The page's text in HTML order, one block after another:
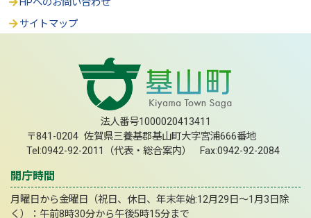
HPへのお問い合わせ
サイトマップ
法人番号1000020413411
〒841-0204 佐賀県三養基郡基山町大字宮浦666番地
Tel:0942-92-2011（代表・総合案内） Fax:0942-92-2084
開庁時間
月曜日から金曜日（祝日、休日、年末年始:12月29日～1月3日除
く）：午前8時30分から午後5時15分まで